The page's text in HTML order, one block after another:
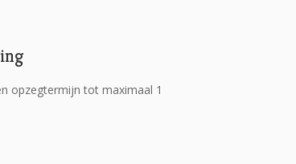
opzegtermijn tot maximaal 1